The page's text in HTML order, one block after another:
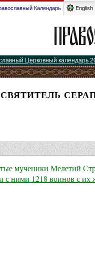
Календарь English
Церковный календарь
СВЯТИТЕЛЬ
мученики Мелетий
с ними 1218 воинов с их